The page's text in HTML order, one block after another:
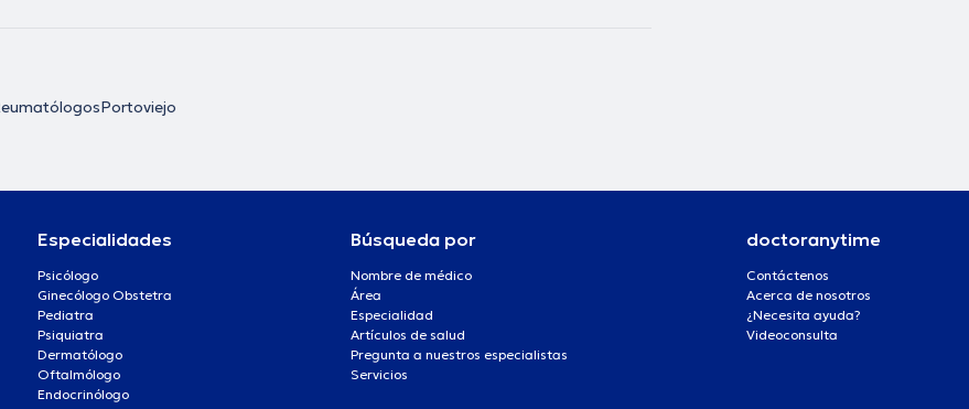
Portoviejo
Especialidades
Psicólogo
Ginecólogo Obstetra
Pediatra
Psiquiatra
Dermatólogo
Oftalmólogo
Endocrinólogo
Búsqueda por
Nombre de médico
Área
Especialidad
Artículos de salud
Pregunta a nuestros especialistas
Servicios
doctoranytime
Contáctenos
Acerca de nosotros
¿Necesita ayuda?
Videoconsulta